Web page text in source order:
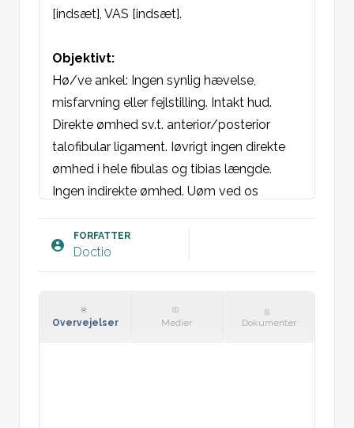
[indsæt], VAS [indsæt].
Objektivt:
Hø/ve ankel: Ingen synlig hævelse,
misfarvning eller fejlstilling. Intakt hud.
Direkte ømhed sv.t. anterior/posterior
talofibular ligament. Iøvrigt ingen direkte
ømhed i hele fibulas og tibias længde.
Ingen indirekte ømhed. Uøm ved os
støtte. Ingen ømhed ved squeeze-test.
Ingen skuffeløshed. Nedsat
stop. Neurovaskulære forhold intakte.
FORFATTER
Doctio
Overvejelser Medier Dokumenter